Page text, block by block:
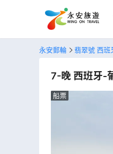
永安郵輪 翡翠號 西班
7-晚 西班牙-
船票